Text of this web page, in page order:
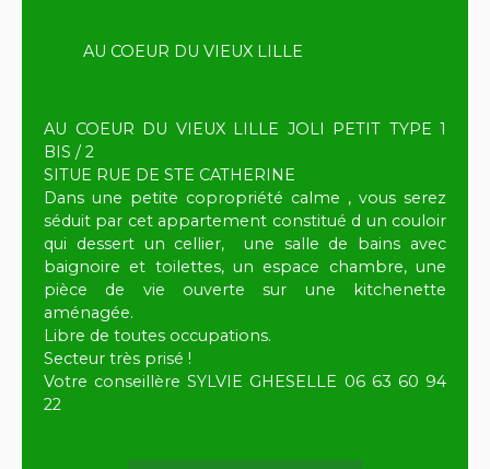
AU COEUR DU VIEUX LILLE
AU COEUR DU VIEUX LILLE JOLI PETIT TYPE 1
BIS / 2
SITUE RUE DE STE CATHERINE
Dans une petite copropriété calme , vous serez
séduit par cet appartement constitué d un couloir
qui dessert un cellier, une salle de bains avec
baignoire et toilettes, un espace chambre, une
pièce de vie ouverte sur une kitchenette
aménagée.
Libre de toutes occupations.
Secteur très prisé !
Votre conseillère SYLVIE GHESELLE 06 63 60 94
22